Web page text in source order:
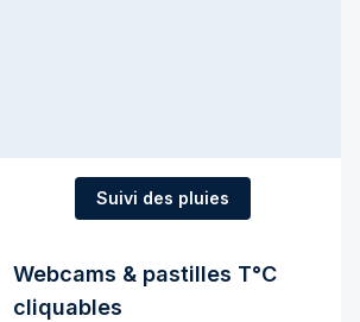
Suivi des pluies
Webcams & pastilles T°C
cliquables